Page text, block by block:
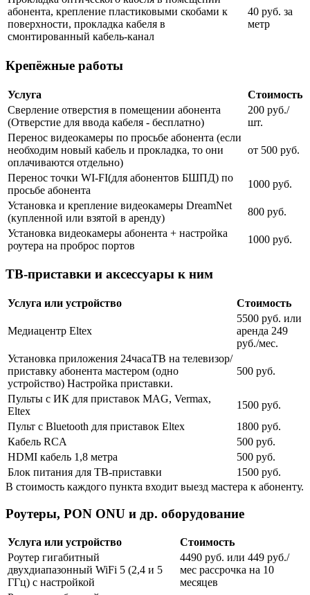
абонента, крепление пластиковыми скобами к
поверхности, прокладка кабеля в
смонтированный кабель-канал
40 руб. за
метр
Крепёжные работы
Услуга
Стоимость
Сверление отверстия в помещении абонента
(Отверстие для ввода кабеля - бесплатно)
200 руб./
шт.
Перенос видеокамеры по просьбе абонента (если
необходим новый кабель и прокладка, то они
оплачиваются отдельно)
от 500 руб.
Перенос точки WI-FI(для абонентов БШПД) по
просьбе абонента
1000 руб.
Установка и крепление видеокамеры DreamNet
(купленной или взятой в аренду)
800 руб.
Установка видеокамеры абонента + настройка
роутера на проброс портов
1000 руб.
ТВ-приставки и аксессуары к ним
Услуга или устройство Стоимость
Медиацентр Eltex
5500 руб. или
аренда 249
руб./мес.
Установка приложения 24часаТВ на телевизор/
приставку абонента мастером (одно
устройство) Настройка приставки.
500 руб.
Пульты с ИК для приставок MAG, Vermax,
Eltex
1500 руб.
Пульт с Bluetooth для приставок Eltex
1800 руб.
Кабель RCA
500 руб.
HDMI кабель 1,8 метра
500 руб.
Блок питания для ТВ-приставки
1500 руб.
В стоимость каждого пункта входит выезд мастера к абоненту.
Роутеры, PON ONU и др. оборудование
Услуга или устройство
Стоимость
Роутер гигабитный
двухдиапазонный WiFi 5 (2,4 и 5
ГГц) с настройкой
4490 руб. или 449 руб./
мес рассрочка на 10
месяцев